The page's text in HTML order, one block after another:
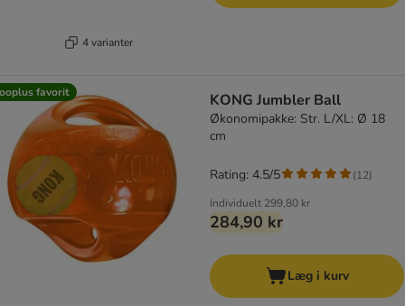
4 varianter
favorit KONG Jumbler Ball
Økonomipakke: Str. L/XL: Ø 18
cm
Individuelt 299,80 kr
284,90 kr
Rating: 4.5/5 (12)
Læg i kurv